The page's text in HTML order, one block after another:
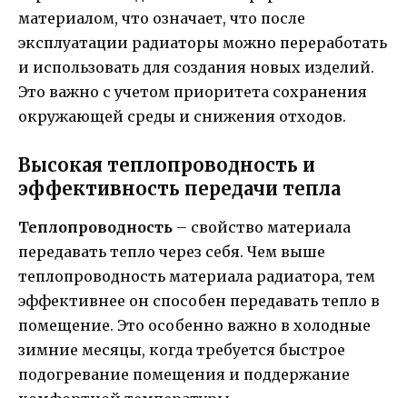
материалом, что означает, что после
эксплуатации радиаторы можно переработать
и использовать для создания новых изделий.
Это важно с учетом приоритета сохранения
окружающей среды и снижения отходов.
Высокая теплопроводность и
эффективность передачи тепла
Теплопроводность – свойство материала
передавать тепло через себя. Чем выше
теплопроводность материала радиатора, тем
эффективнее он способен передавать тепло в
помещение. Это особенно важно в холодные
зимние месяцы, когда требуется быстрое
подогревание помещения и поддержание